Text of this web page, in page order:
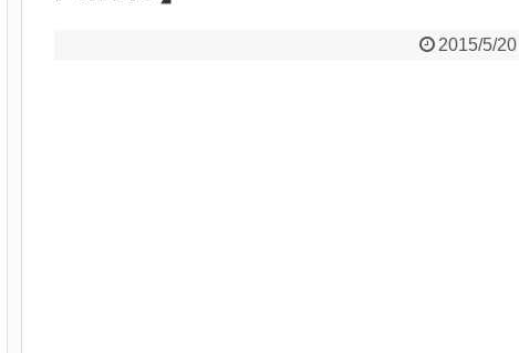
2015/5/20